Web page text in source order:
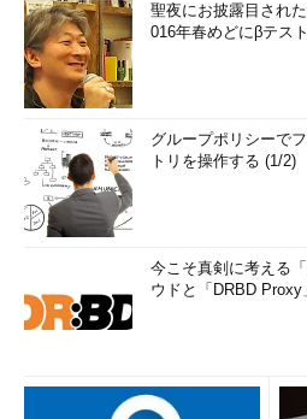
聖夜にお披露目され
016年春めどにβテス
グループポリシーで
トリを操作する (1/2)
今こそ真剣に考える
ウドと「DRBD